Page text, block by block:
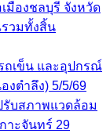
มืองชลบุรี จังหวัด
วมทั้งสิ้น
ถเข็น และอุปกรณ์
งตำลึง) 5/5/69
รับสภาพแวดล้อม
าะจันทร์ 29